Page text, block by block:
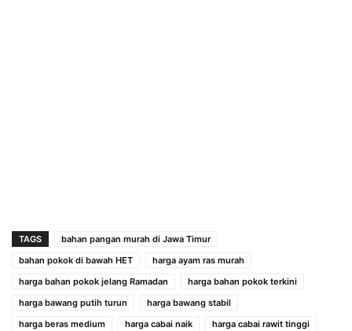
TAGS
bahan pangan murah di Jawa Timur
bahan pokok di bawah HET
harga ayam ras murah
harga bahan pokok jelang Ramadan
harga bahan pokok terkini
harga bawang putih turun
harga bawang stabil
harga beras medium
harga cabai naik
harga cabai rawit tinggi